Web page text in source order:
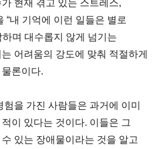
현재 겪고 있는 스트레스,
“내 기억에 이런 일들은 별로
며 대수롭지 않게 넘기는
어려움의 강도에 맞춰 적절하게
론이다.
을 가진 사람들은 과거에 이미
이 있다는 것이다. 이들은 그
있는 장애물이라는 것을 알고